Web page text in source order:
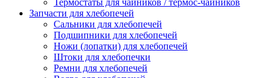
Термостаты для чайников / термос-чайников
Запчасти для хлебопечей
Сальники для хлебопечей
Подшипники для хлебопечей
Ножи (лопатки) для хлебопечей
Штоки для хлебопечки
Ремни для хлебопечей